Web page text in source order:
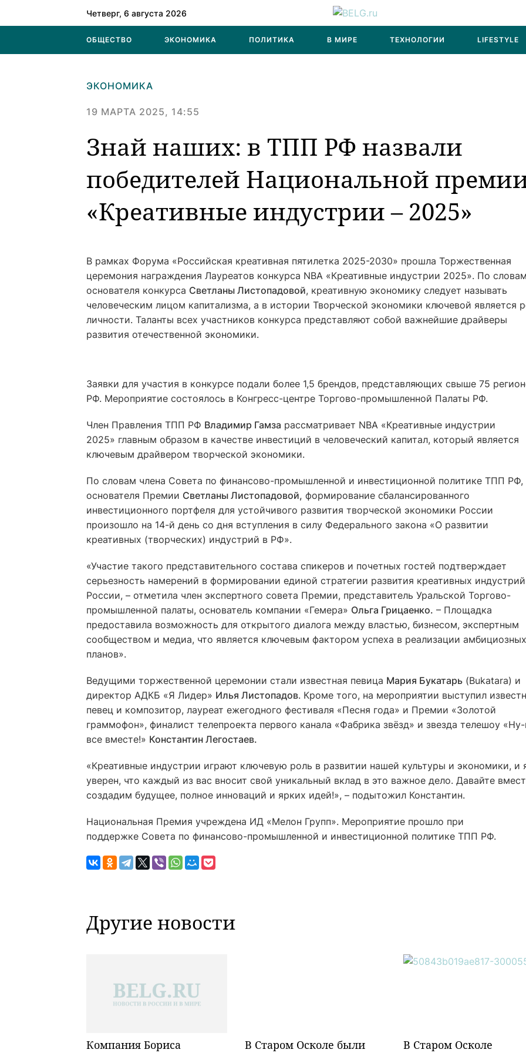
Четверг, 6 августа 2026
ОБЩЕСТВО ЭКОНОМИКА ПОЛИТИКА В МИРЕ ТЕХНОЛОГИИ LIFESTYLE
ЭКОНОМИКА
19 МАРТА 2025, 14:55
Знай наших: в ТПП РФ назвали
победителей Национальной
«Креативные индустрии – 2025»
В рамках Форума «Российская креативная пятилетка 2025-2030» прошла Торжественная
церемония награждения Лауреатов конкурса NBA «Креативные индустрии 2025». По словам
основателя конкурса Светланы Листопадовой, креативную экономику следует называть
человеческим лицом капитализма, а в истории Творческой экономики ключевой является
личности. Таланты всех участников конкурса представляют собой важнейшие драйверы
развития отечественной экономики.
Заявки для участия в конкурсе подали более 1,5 брендов, представляющих свыше 75
РФ. Мероприятие состоялось в Конгресс-центре Торгово-промышленной Палаты РФ.
Член Правления ТПП РФ Владимир Гамза рассматривает NBA «Креативные индустрии
2025» главным образом в качестве инвестиций в человеческий капитал, который является
ключевым драйвером творческой экономики.
По словам члена Совета по финансово-промышленной и инвестиционной политике ТПП РФ,
основателя Премии Светланы Листопадовой, формирование сбалансированного
инвестиционного портфеля для устойчивого развития творческой экономики России
произошло на 14-й день со дня вступления в силу Федерального закона «О развитии
креативных (творческих) индустрий в РФ».
«Участие такого представительного состава спикеров и почетных гостей подтверждает
серьезность намерений в формировании единой стратегии развития креативных
России, – отметила член экспертного совета Премии, представитель Уральской Торгово-
промышленной палаты, основатель компании «Гемера» Ольга Грицаенко. – Площадка
предоставила возможность для открытого диалога между властью, бизнесом, экспертным
сообществом и медиа, что является ключевым фактором успеха в реализации амбициозных
планов».
Ведущими торжественной церемонии стали известная певица Мария Букатарь (Bukatara) и
директор АДКБ «Я Лидер» Илья Листопадов. Кроме того, на мероприятии выступил
певец и композитор, лауреат ежегодного фестиваля «Песня года» и Премии «Золотой
граммофон», финалист телепроекта первого канала «Фабрика звёзд» и звезда телешоу «Ну-
все вместе!» Константин Легостаев.
«Креативные индустрии играют ключевую роль в развитии нашей культуры и экономики, и
уверен, что каждый из вас вносит свой уникальный вклад в это важное дело. Давайте
создадим будущее, полное инноваций и ярких идей!», – подытожил Константин.
Национальная Премия учреждена ИД «Мелон Групп». Мероприятие прошло при
поддержке Совета по финансово-промышленной и инвестиционной политике ТПП РФ.
Другие новости
Компания Бориса
В Старом Осколе были
В Старом Осколе